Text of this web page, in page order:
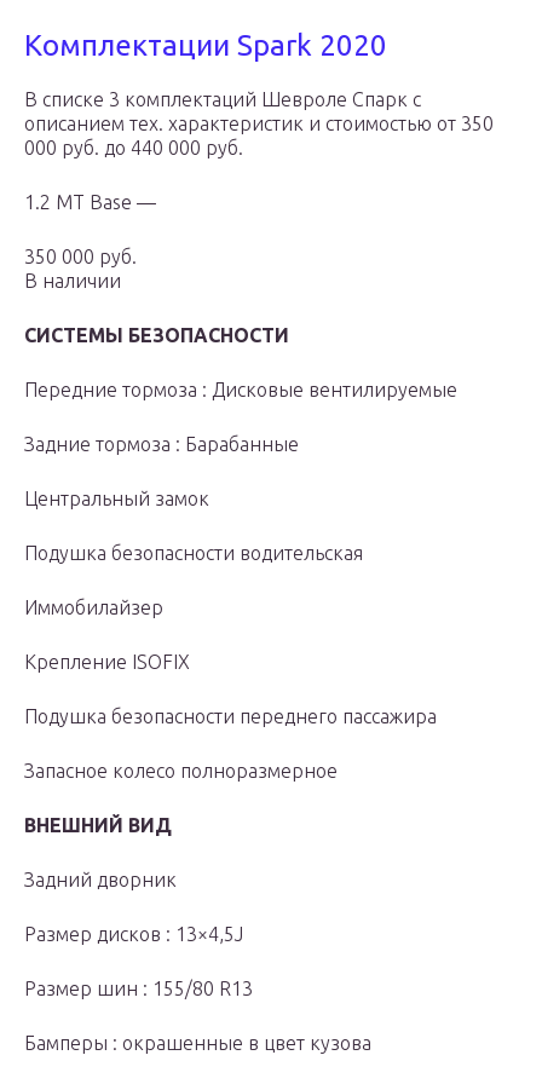
Комплектации Spark 2020
В списке 3 комплектаций Шевроле Спарк с
описанием тех. характеристик и стоимостью от 350
000 руб. до 440 000 руб.
1.2 MT Base —
350 000 руб.
В наличии
СИСТЕМЫ БЕЗОПАСНОСТИ
Передние тормоза : Дисковые вентилируемые
Задние тормоза : Барабанные
Центральный замок
Подушка безопасности водительская
Иммобилайзер
Крепление ISOFIX
Подушка безопасности переднего пассажира
Запасное колесо полноразмерное
ВНЕШНИЙ ВИД
Задний дворник
Размер дисков : 13×4,5J
Размер шин : 155/80 R13
Бамперы : окрашенные в цвет кузова